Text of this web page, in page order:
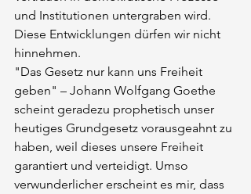
und Institutionen untergraben wird.
Diese Entwicklungen dürfen wir nicht
hinnehmen.
"Das Gesetz nur kann uns Freiheit
geben" – Johann Wolfgang Goethe
scheint geradezu prophetisch unser
heutiges Grundgesetz vorausgeahnt zu
haben, weil dieses unsere Freiheit
garantiert und verteidigt. Umso
verwunderlicher erscheint es mir, dass